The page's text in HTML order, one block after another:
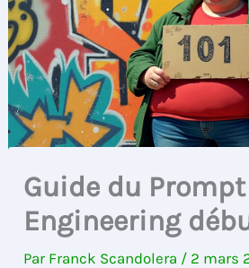
Guide du Prompt
Engineering
Par Franck Scandolera / 2 mars